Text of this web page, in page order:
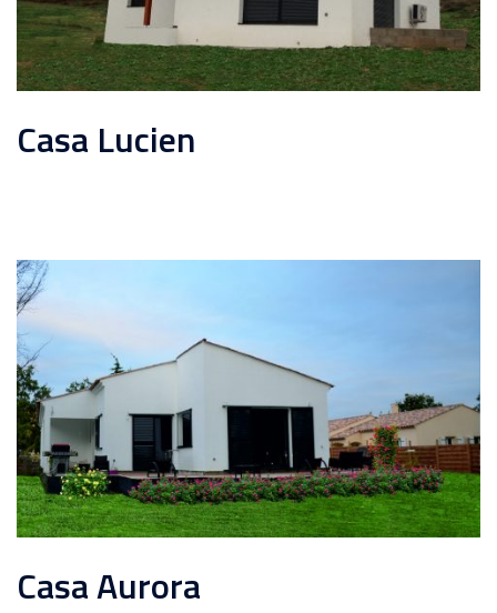
Casa Lucien
Casa Aurora